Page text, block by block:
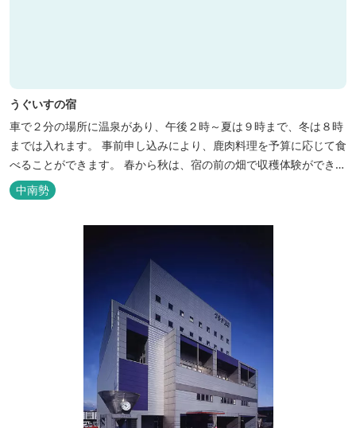
うぐいすの宿
車で２分の場所に温泉があり、午後２時～夏は９時まで、冬は８時
までは入れます。 事前申し込みにより、鹿肉料理を予算に応じて食
べることができます。 春から秋は、宿の前の畑で収穫体験ができ、
その野菜で夕食もできます。
中南勢